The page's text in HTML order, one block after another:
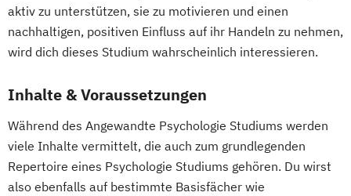
aktiv zu unterstützen, sie zu motivieren und einen
nachhaltigen, positiven Einfluss auf ihr Handeln zu nehmen,
wird dich dieses Studium wahrscheinlich interessieren.
Inhalte & Voraussetzungen
Während des Angewandte Psychologie Studiums werden
viele Inhalte vermittelt, die auch zum grundlegenden
Repertoire eines Psychologie Studiums gehören. Du wirst
also ebenfalls auf bestimmte Basisfächer wie